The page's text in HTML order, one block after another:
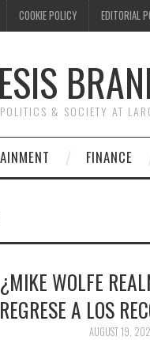
COOKIE POLICY EDITORIAL
& SOCIETY AT
FINANCE
¿MIKE WOLFE
REGRESE A LOS
AUGUST 19,